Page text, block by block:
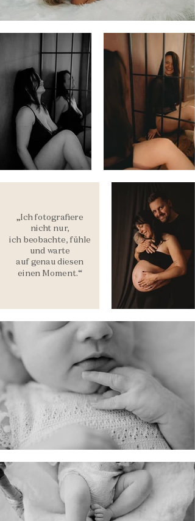
„Ich fotografiere
nicht nur,
ich beobachte, fühle
und warte
auf genau diesen
einen Moment.“